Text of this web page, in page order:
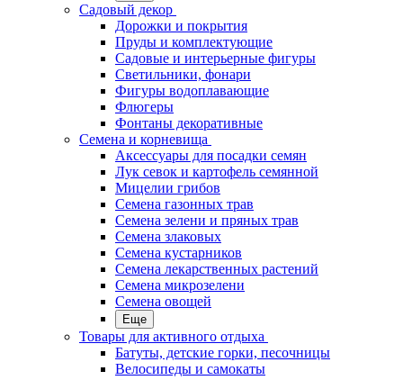
Садовый декор
Дорожки и покрытия
Пруды и комплектующие
Садовые и интерьерные фигуры
Светильники, фонари
Фигуры водоплавающие
Флюгеры
Фонтаны декоративные
Семена и корневища
Аксессуары для посадки семян
Лук севок и картофель семянной
Мицелии грибов
Семена газонных трав
Семена зелени и пряных трав
Семена злаковых
Семена кустарников
Семена лекарственных растений
Семена микрозелени
Семена овощей
Еще
Товары для активного отдыха
Батуты, детские горки, песочницы
Велосипеды и самокаты